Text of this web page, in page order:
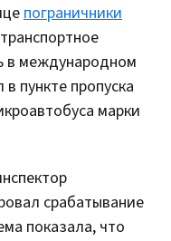
пограничники
в международном
пункте пропуска
марки
срабатывание
показала, что